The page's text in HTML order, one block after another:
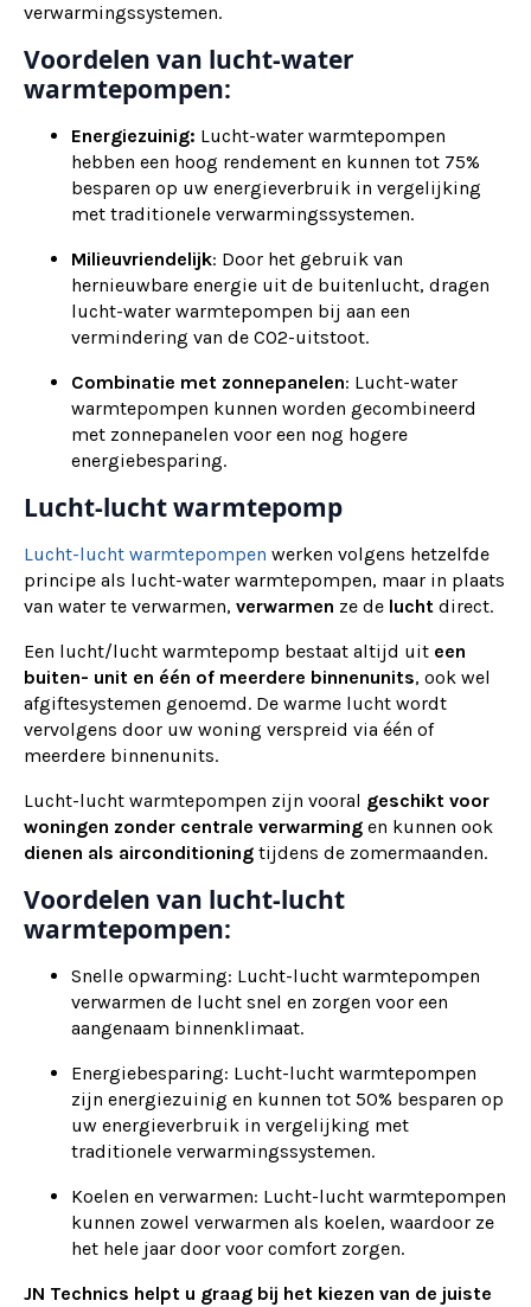
verwarmingssystemen.
Voordelen van lucht-water
warmtepompen:
Energiezuinig: Lucht-water warmtepompen
hebben een hoog rendement en kunnen tot 75%
besparen op uw energieverbruik in vergelijking
met traditionele verwarmingssystemen.
Milieuvriendelijk: Door het gebruik van
hernieuwbare energie uit de buitenlucht, dragen
lucht-water warmtepompen bij aan een
vermindering van de CO2-uitstoot.
Combinatie met zonnepanelen: Lucht-water
warmtepompen kunnen worden gecombineerd
met zonnepanelen voor een nog hogere
energiebesparing.
Lucht-lucht warmtepomp
Lucht-lucht warmtepompen werken volgens hetzelfde
principe als lucht-water warmtepompen, maar in plaats
van water te verwarmen, verwarmen ze de lucht direct.
Een lucht/lucht warmtepomp bestaat altijd uit een
buiten- unit en één of meerdere binnenunits, ook wel
afgiftesystemen genoemd. De warme lucht wordt
vervolgens door uw woning verspreid via één of
meerdere binnenunits.
Lucht-lucht warmtepompen zijn vooral geschikt voor
woningen zonder centrale verwarming en kunnen ook
dienen als airconditioning tijdens de zomermaanden.
Voordelen van lucht-lucht
warmtepompen:
Snelle opwarming: Lucht-lucht warmtepompen
verwarmen de lucht snel en zorgen voor een
aangenaam binnenklimaat.
Energiebesparing: Lucht-lucht warmtepompen
zijn energiezuinig en kunnen tot 50% besparen op
uw energieverbruik in vergelijking met
traditionele verwarmingssystemen.
Koelen en verwarmen: Lucht-lucht warmtepompen
kunnen zowel verwarmen als koelen, waardoor ze
het hele jaar door voor comfort zorgen.
JN Technics helpt u graag bij het kiezen van de juiste